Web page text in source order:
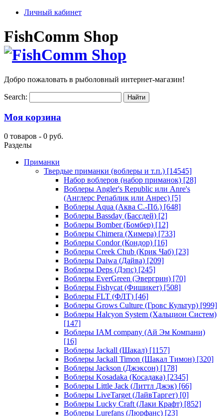
Личный кабинет
FishComm Shop
Добро пожаловать в рыболовный интернет-магазин!
Search:
Моя корзина
0 товаров - 0 руб.
Разделы
Приманки
Твердые приманки (воблеры и т.п.) [14545]
Набор воблеров (набор приманок) [28]
Воблеры Angler's Republic или Anre's
(Англерс Репаблик или Анрес) [5]
Воблеры Aqua (Аква С.-Пб.) [648]
Воблеры Bassday (Бассдей) [2]
Воблеры Bomber (Бомбер) [12]
Воблеры Chimera (Химера) [733]
Воблеры Condor (Кондор) [16]
Воблеры Creek Chub (Крик Чаб) [23]
Воблеры Daiwa (Дайва) [209]
Воблеры Deps (Дэпс) [245]
Воблеры EverGreen (Эвергрин) [70]
Воблеры Fishycat (Фишикет) [508]
Воблеры FLT (ФЛТ) [46]
Воблеры Grows Culture (Гровс Культур) [999]
Воблеры Halcyon System (Хальцион Систем)
[147]
Воблеры IAM company (Ай Эм Компани)
[16]
Воблеры Jackall (Шакал) [1157]
Воблеры Jackall Timon (Шакал Тимон) [320]
Воблеры Jackson (Джэксон) [178]
Воблеры Kosadaka (Косадака) [2345]
Воблеры Little Jack (Литтл Джэк) [66]
Воблеры LiveTarget (ЛайвТаргет) [0]
Воблеры Lucky Craft (Лаки Крафт) [852]
Воблеры Lurefans (Люрфанс) [23]